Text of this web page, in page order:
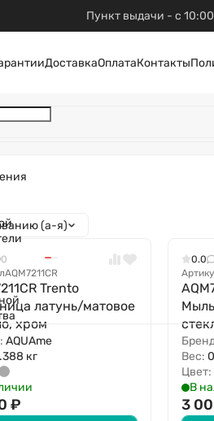
Пункт выдачи - с
ДоставкаОплатаКонтакты
(а-я)
0
AQM7211CR
Trento
латунь/матовое
хром
AQUAme
кг
₽
0.0
Вес:
Цвет:
В
3